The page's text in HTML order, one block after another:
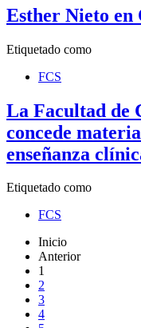
Esther Nieto
Etiquetado como
FCS
La Facultad de
concede
enseñanza
Etiquetado como
FCS
Inicio
Anterior
1
2
3
4